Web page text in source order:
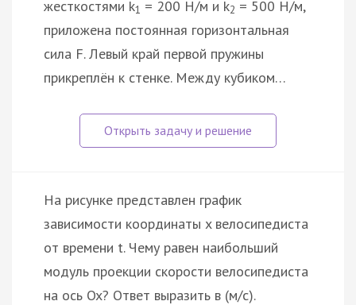
жесткостями k1 = 200 Н/м и k2 = 500 Н/м,
приложена постоянная горизонтальная
сила F. Левый край первой пружины
прикреплён к стенке. Между кубиком…
На рисунке представлен график
зависимости координаты x велосипедиста
от времени t. Чему равен наибольший
модуль проекции скорости велосипедиста
на ось Ox? Ответ выразить в (м/с).